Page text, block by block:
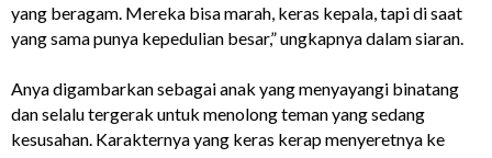
yang beragam. Mereka bisa marah, keras kepala, tapi di saat
yang sama punya kepedulian besar,” ungkapnya dalam siaran.
Anya digambarkan sebagai anak yang menyayangi binatang
dan selalu tergerak untuk menolong teman yang sedang
kesusahan. Karakternya yang keras kerap menyeretnya ke